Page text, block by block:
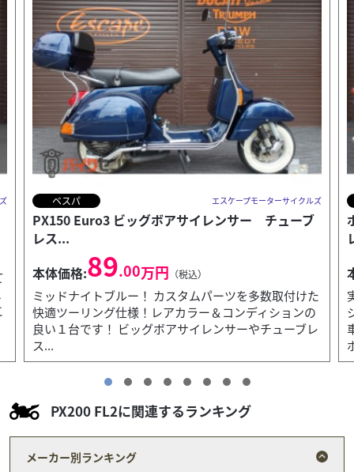
トライアンフ エスケープモーターサイクルズ
ボンネビルT100 パールホワイト＆タンジェリンオ
レンジ ス...
本体価格:143.00万円（税込）
実走行３１２２ｋｍ！ 希少なパールホワイト＆タン
ジェリンオレンジ！外装エンジン共に大変状態の良い
車両です！ 慣らし運転が必要なほど低走行なキャブ車
ボン...
PX200 FL2に関連するランキング
メーカー別ランキング